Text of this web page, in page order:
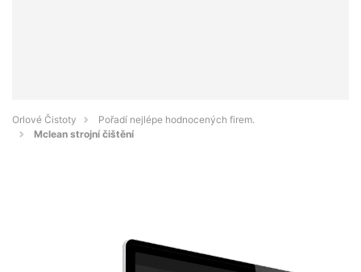
Orlové Čistoty
Pořadí nejlépe hodnocených firem.
Mclean strojní čištění